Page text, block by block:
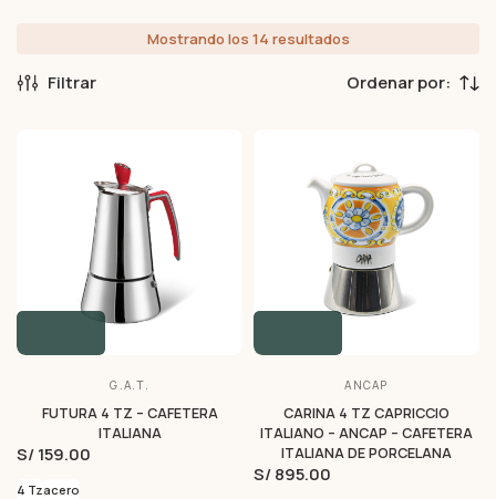
Mostrando los 14 resultados
Filtrar
G.A.T.
FUTURA 4 TZ – CAFETERA
ITALIANA
S/ 159.00
4 Tzacero
ANCAP
CARINA 4 TZ CAPRICCIO
ITALIANO – ANCAP – CAFETERA
ITALIANA DE PORCELANA
S/ 895.00